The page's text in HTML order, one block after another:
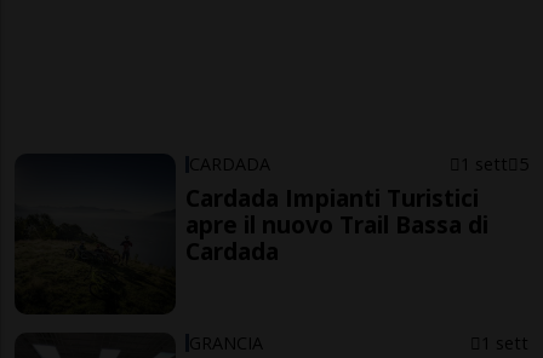
CARDADA 1 sett 5
Cardada Impianti Turistici
apre il nuovo Trail Bassa di
Cardada
GRANCIA 1 sett